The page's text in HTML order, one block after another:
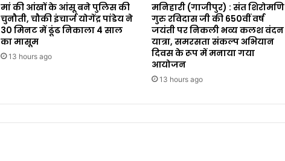
मां की आंखों के आंसू बने पुलिस की
चुनौती, चौकी इंचार्ज योगेंद्र पांडेय ने
30 मिनट में ढूंढ निकाला 4 साल
का मासूम
13 hours ago
मनिहारी (गाजीपुर) : संत शिरोमणि
गुरु रविदास जी की 650वीं वर्ष
जयंती पर निकली भव्य कलश वंदन
यात्रा, समरसता संकल्प अभियान
दिवस के रूप में मनाया गया
आयोजन
13 hours ago